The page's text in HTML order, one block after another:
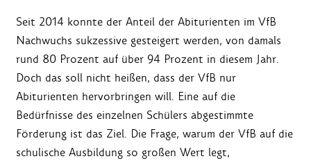
Seit 2014 konnte der Anteil der Abiturienten im VfB
Nachwuchs sukzessive gesteigert werden, von damals
rund 80 Prozent auf über 94 Prozent in diesem Jahr.
Doch das soll nicht heißen, dass der VfB nur
Abiturienten hervorbringen will. Eine auf die
Bedürfnisse des einzelnen Schülers abgestimmte
Förderung ist das Ziel. Die Frage, warum der VfB auf die
schulische Ausbildung so großen Wert legt,